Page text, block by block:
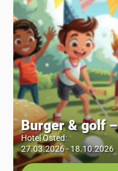
Burger & golf
Hotel Osted:
27.03.2026 - 18.10.2026